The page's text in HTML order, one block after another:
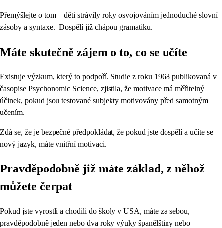
Přemýšlejte o tom – děti strávily roky osvojováním jednoduché slovní
zásoby a syntaxe. Dospělí již chápou gramatiku.
Máte skutečně zájem o to, co se učíte
Existuje výzkum, který to podpoří. Studie z roku 1968 publikovaná v
časopise Psychonomic Science, zjistila, že motivace má měřitelný
účinek, pokud jsou testované subjekty motivovány před samotným
učením.
Zdá se, že je bezpečné předpokládat, že pokud jste dospělí a učíte se
nový jazyk, máte vnitřní motivaci.
Pravděpodobně již máte základ, z něhož
můžete čerpat
Pokud jste vyrostli a chodili do školy v USA, máte za sebou,
pravděpodobně jeden nebo dva roky výuky španělštiny nebo